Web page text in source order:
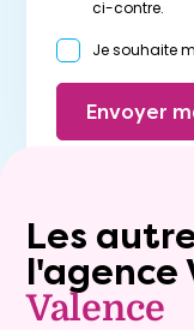
ci-contre.
Je souhaite
Envoyer
Les
l'agence
Valence